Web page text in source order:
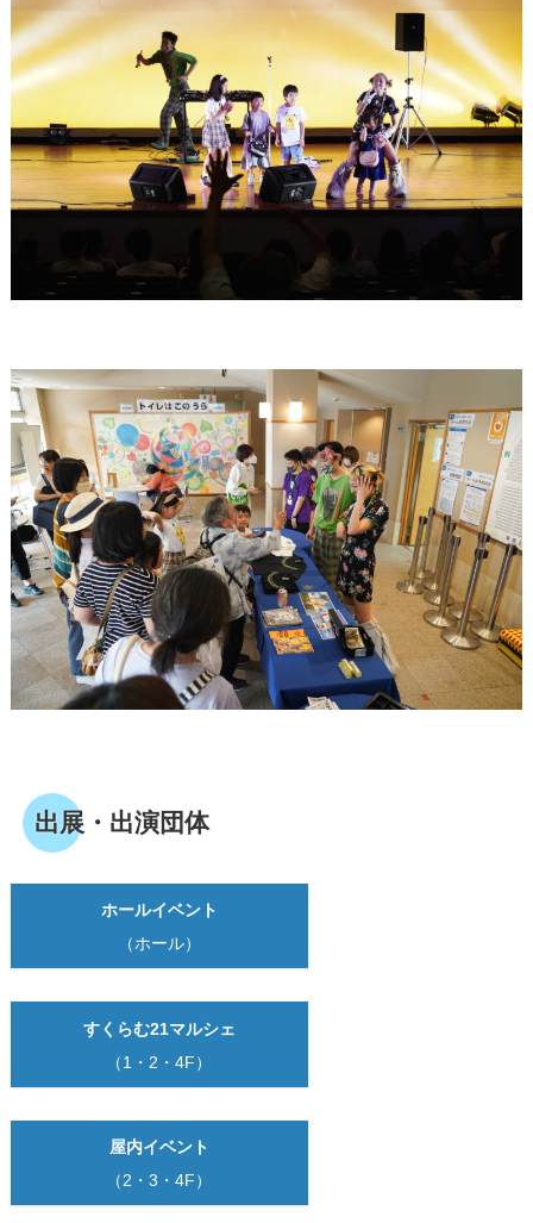
出展・出演団体
ホールイベント
（ホール）
すくらむ21マルシェ
（1・2・4F）
屋内イベント
（2・3・4F）